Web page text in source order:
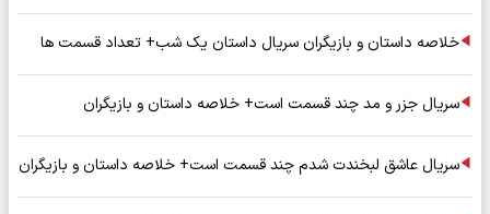
خلاصه داستان و بازیگران سریال داستان یک شب+ تعداد قسمت ها
سریال جزر و مد چند قسمت است+ خلاصه داستان و بازیگران
سریال عاشق لبخندت شدم چند قسمت است+ خلاصه داستان و بازیگران